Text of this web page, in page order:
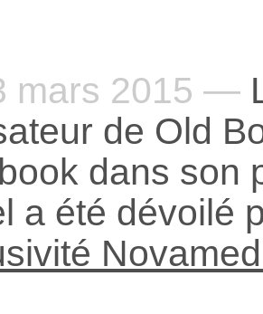
mars 2015 —
de Old
dans son
a été dévoilé